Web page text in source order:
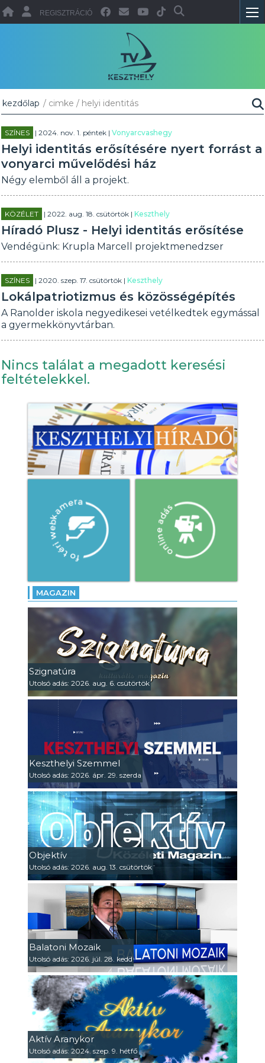
REGISZTRÁCIÓ
kezdőlap / cimke / helyi identitás
SZÍNES | 2024. nov. 1. péntek |Vonyarcvashegy
Helyi identitás erősítésére nyert forrást a
vonyarci művelődési ház
Négy elemből áll a projekt.
KÖZÉLET | 2022. aug. 18. csütörtök |Keszthely
Híradó Plusz - Helyi identitás erősítése
Vendégünk: Krupla Marcell projektmenedzser
SZÍNES | 2020. szep. 17. csütörtök |Keszthely
Lokálpatriotizmus és közösségépítés
A Ranolder iskola negyedikesei vetélkedtek egymással
a gyermekkönyvtárban.
Nincs találat a megadott keresési
feltételekkel.
MAGAZIN
Szignatúra
Utolsó adás: 2026. aug. 6. csütörtök
Keszthelyi Szemmel
Utolsó adás: 2026. ápr. 29. szerda
Objektív
Utolsó adás: 2026. aug. 13. csütörtök
Balatoni Mozaik
Utolsó adás: 2026. júl. 28. kedd
Aktív Aranykor
Utolsó adás: 2024. szep. 9. hétfő